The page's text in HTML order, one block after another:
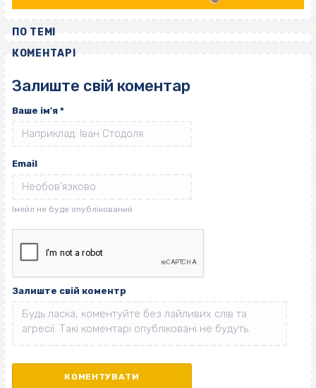
ПО ТЕМІ
КОМЕНТАРІ
Залиште свій коментар
Ваше ім'я *
Email
Залиште свій коментр